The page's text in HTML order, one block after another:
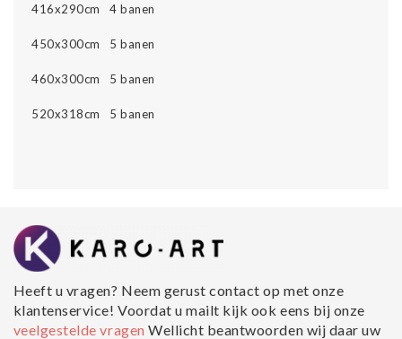
416x290cm 4 banen
450x300cm 5 banen
460x300cm 5 banen
520x318cm 5 banen
Heeft u vragen? Neem gerust contact op met onze
klantenservice! Voordat u mailt kijk ook eens bij onze
veelgestelde vragenWellicht beantwoorden wij daar uw